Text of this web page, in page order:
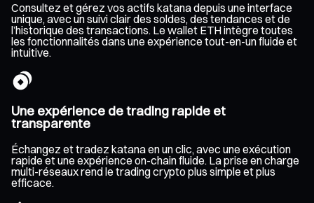
Consultez et gérez vos actifs katana depuis une interface
unique, avec un suivi clair des soldes, des tendances et de
l’historique des transactions. Le wallet ETH intègre toutes
les fonctionnalités dans une expérience tout-en-un fluide et
intuitive.
Une expérience de trading rapide et
transparente
Échangez et tradez katana en un clic, avec une exécution
rapide et une expérience on-chain fluide. La prise en charge
multi-réseaux rend le trading crypto plus simple et plus
efficace.